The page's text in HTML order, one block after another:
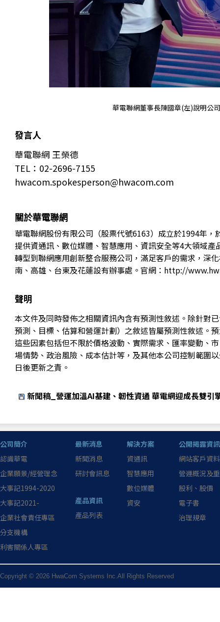
華電聯網董事長陳國章(左)說明公
發言人
華電聯網 王榮德
TEL：02-2696-7155
hwacom.spokesperson@hwacom.com
關於華電聯網
華電聯網股份有限公司（股票代號6163）成立於1994年
提供資通訊、數位媒體、智慧應用、資訊安全等4大領域
轉型到聯網應用創新整合服務公司，滿足客戶的需求，深
南、高雄、台東及花蓮設有辦事處。官網： http://
聲明
本文件及同時發佈之相關資訊內含有預測性敘述。除針對
預測、目標、估算和營運計劃）之敘述皆屬預測性敘述。
這些因素包括但不限於價格波動、實際需求、匯率變動、
場情勢、政治風險、成本估計等，及其他本公司控制範圍
日後更新之責。
新聞稿_營運加溫AI基建、韌性資通 華電網迎成長雙引
公司簡介
認識華電
企業願景/經營理念
大事記1994-2020
大事記2021-
企業社會責任專區
分支機構
利害關係人專區
最新消息
新聞消息
研討會訊息
產品資訊
產品列表
解決方案
資通訊
智慧應用
數位媒體
資安
公開揭露資訊
網站客戶資
營運概況及
股利、股價
電子書
治理規章
Copyright © 2026 HwaCom Systems Inc.All Rights Reserved